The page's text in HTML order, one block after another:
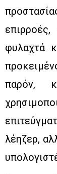
φυλαχτά
παρόν,
λέηζερ,